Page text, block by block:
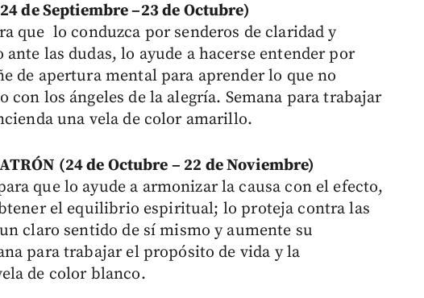
de Septiembre –23 de Octubre)
que lo conduzca por senderos de claridad y
las dudas, lo ayude a hacerse entender por
de apertura mental para aprender lo que no
con los ángeles de la alegría. Semana para trabajar
una vela de color amarillo.
(24 de Octubre – 22 de Noviembre)
que lo ayude a armonizar la causa con el efecto,
el equilibrio espiritual; lo proteja contra las
claro sentido de sí mismo y aumente su
para trabajar el propósito de vida y la
de color blanco.